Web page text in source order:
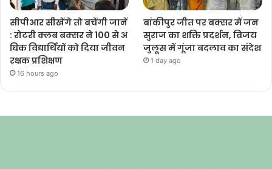
सीपीआर सीखेंगे तो बचेंगी जानें
: रोटरी क्लब बक्सर ने 100 से अ
धिक विद्यार्थियों को दिया जीवन
रक्षक प्रशिक्षण
16 hours ago
बांकीपुर जीत पर बक्सर में जन
सुराज का शक्ति प्रदर्शन, विजय
जुलूस में गूंजा बदलाव का संदेश
1 day ago